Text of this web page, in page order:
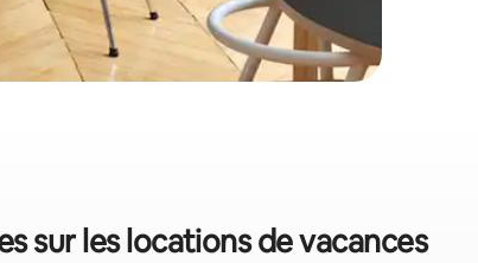
sur les locations de vacances